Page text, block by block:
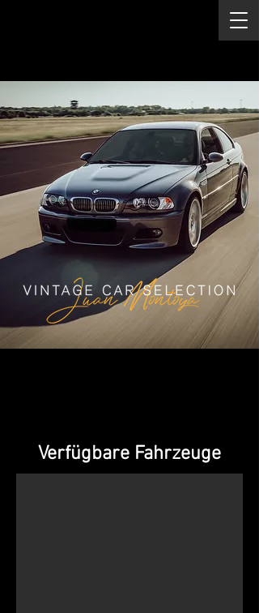
Verfügbare Fahrzeuge